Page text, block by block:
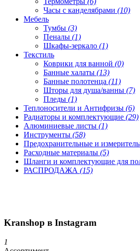
Часы с канделябрами (10)
Мебель
Тумбы (3)
Пеналы (1)
Шкафы-зеркало (1)
Текстиль
Коврики для ванной (0)
Банные халаты (13)
Банные полотенца (11)
Шторы для душа/ванны (7)
Пледы (1)
Теплоносители и Антифризы (6)
Радиаторы и комплектующие (29)
Алюминиевые листы (1)
Инструменты (58)
Предохранительные и
Расходные материалы (5)
Шланги и комплектующие для
РАСПРОДАЖА (15)
Kranshop в Instagram
1